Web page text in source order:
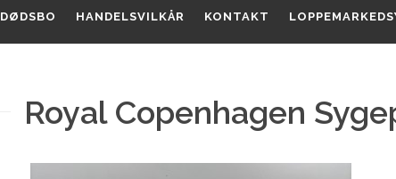
DØDSBO HANDELSVILKÅR KONTAKT
Royal Copenhagen